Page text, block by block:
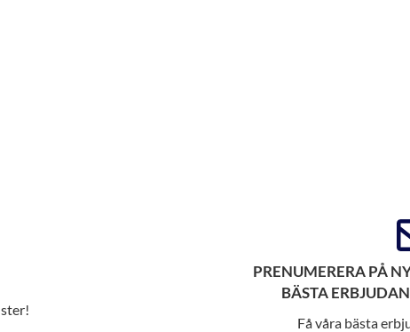
PRENUMERERA PÅ
BÄSTA
Få våra bästa